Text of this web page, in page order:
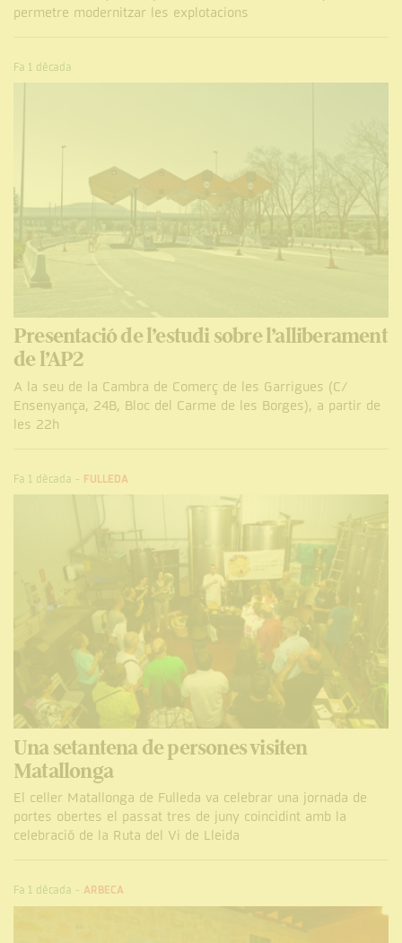
permetre modernitzar les explotacions
Fa 1 dècada
Presentació de l’estudi sobre l’alliberament
de l’AP2
A la seu de la Cambra de Comerç de les Garrigues (C/
Ensenyança, 24B, Bloc del Carme de les Borges), a partir de
les 22h
Fa 1 dècada - FULLEDA
Una setantena de persones visiten
Matallonga
El celler Matallonga de Fulleda va celebrar una jornada de
portes obertes el passat tres de juny coincidint amb la
celebració de la Ruta del Vi de Lleida
Fa 1 dècada - ARBECA